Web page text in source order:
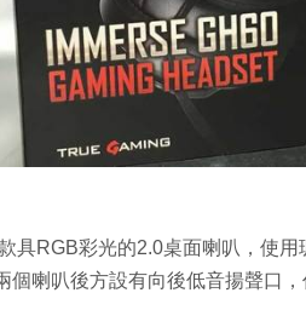
具RGB彩光的2.0桌面喇叭，使
喇叭後方設有向後低音揚聲口，